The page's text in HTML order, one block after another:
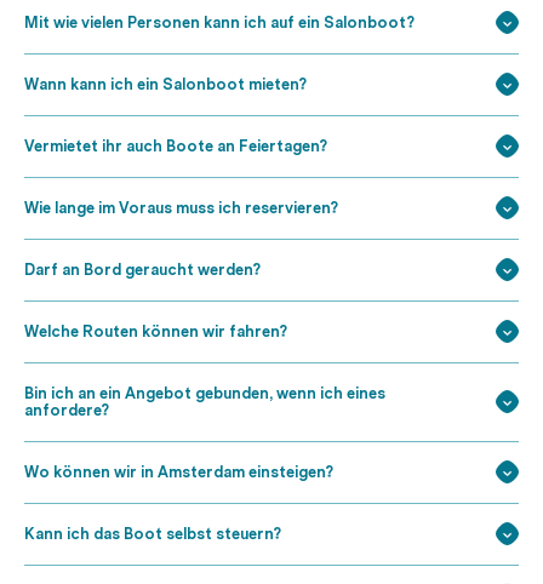
Mit wie vielen Personen kann ich auf ein Salonboot?
Wann kann ich ein Salonboot mieten?
Vermietet ihr auch Boote an Feiertagen?
Wie lange im Voraus muss ich reservieren?
Darf an Bord geraucht werden?
Welche Routen können wir fahren?
Bin ich an ein Angebot gebunden, wenn ich eines
anfordere?
Wo können wir in Amsterdam einsteigen?
Kann ich das Boot selbst steuern?